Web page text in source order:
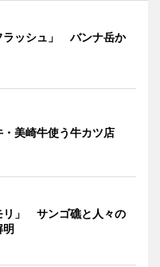
ラッシュ」 バンナ岳か
美崎牛使う牛カツ店
リ」 サンゴ礁と人々の
明